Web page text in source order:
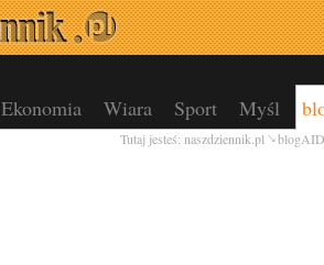
Ekonomia Wiara Sport Myśl
Tutaj jesteś: naszdziennik.pl blogAID